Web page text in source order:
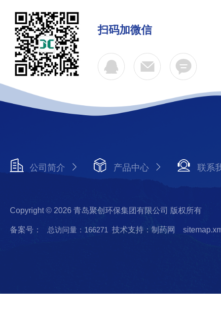
扫码加微信
公司简介 产品中心 联系
Copyright © 2026 青岛聚创环保集团有限公司 版权所有
备案号： 总访问量：166271 技术支持：制药网